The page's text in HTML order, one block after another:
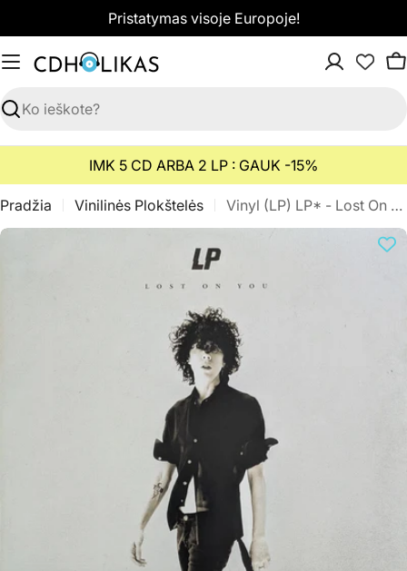
prie
turinio
Pristatymas visoje Europoje!
Paieška
IMK 5 CD ARBA 2 LP : GAUK -15%
Pradžia Vinilinės Plokštelės Vinyl (LP) LP* - Lost On You